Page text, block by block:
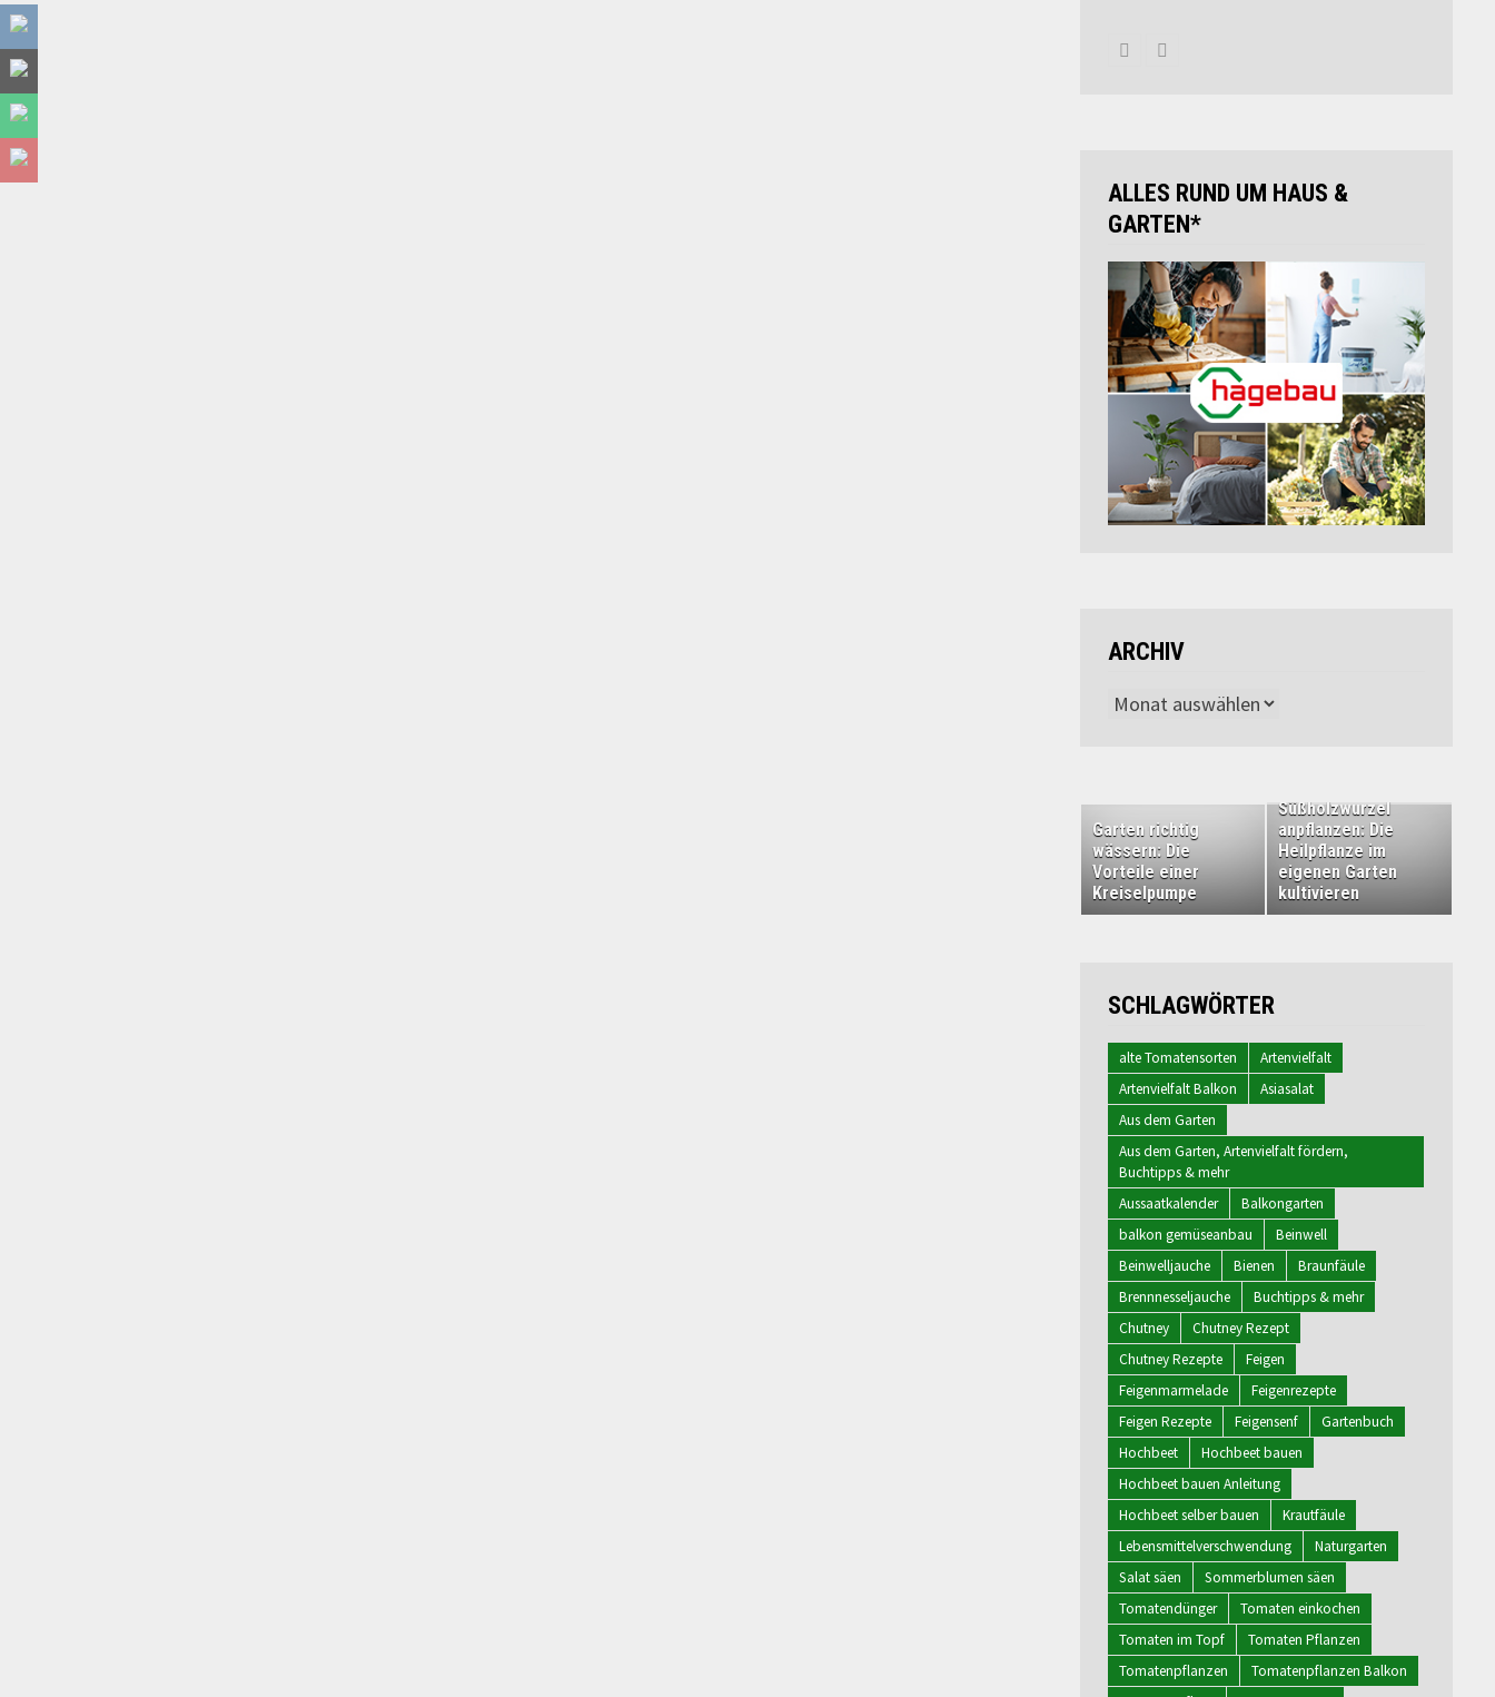
ALLES RUND UM HAUS &
GARTEN*
ARCHIV
Archiv
Garten richtig
wässern: Die
Vorteile einer
Kreiselpumpe
Süßholzwurzel
anpflanzen: Die
Heilpflanze im
eigenen Garten
kultivieren
SCHLAGWÖRTER
alte Tomatensorten
Artenvielfalt
Artenvielfalt Balkon
Asiasalat
Aus dem Garten
Aus dem Garten, Artenvielfalt fördern,
Buchtipps & mehr
Aussaatkalender
Balkongarten
balkon gemüseanbau
Beinwell
Beinwelljauche
Bienen
Braunfäule
Brennnesseljauche
Buchtipps & mehr
Chutney
Chutney Rezept
Chutney Rezepte
Feigen
Feigenmarmelade
Feigenrezepte
Feigen Rezepte
Feigensenf
Gartenbuch
Hochbeet
Hochbeet bauen
Hochbeet bauen Anleitung
Hochbeet selber bauen
Krautfäule
Lebensmittelverschwendung
Naturgarten
Salat säen
Sommerblumen säen
Tomatendünger
Tomaten einkochen
Tomaten im Topf
Tomaten Pflanzen
Tomatenpflanzen
Tomatenpflanzen Balkon